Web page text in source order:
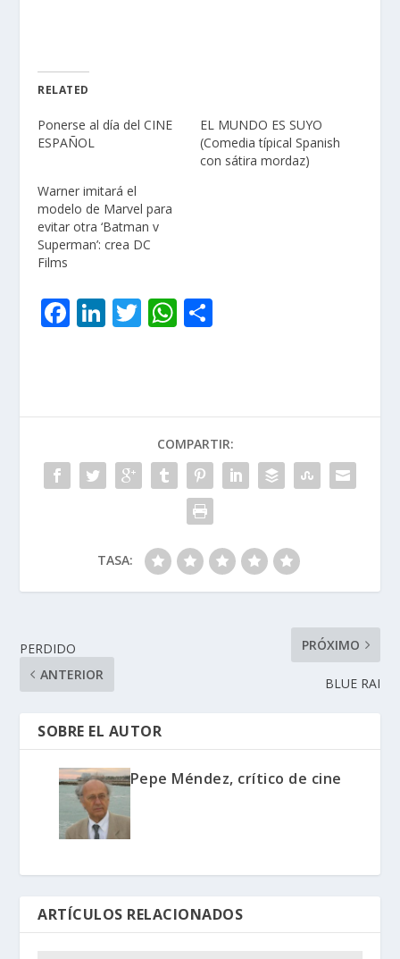
RELATED
Ponerse al día del CINE
ESPAÑOL
EL MUNDO ES SUYO
(Comedia típical Spanish
con sátira mordaz)
Warner imitará el
modelo de Marvel para
evitar otra ‘Batman v
Superman’: crea DC
Films
F
o
o
k
Li
dI
n
T W
A
p
p
ar
ti
r
COMPARTIR:
TASA:
PERDIDO
ANTERIOR
PRÓXIMO
BLUE RAI
SOBRE EL AUTOR
Pepe Méndez, crítico de cine
ARTÍCULOS RELACIONADOS